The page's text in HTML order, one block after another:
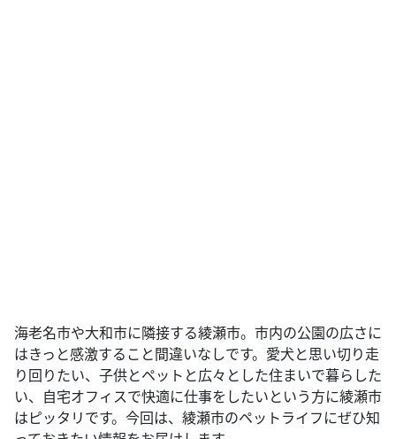
海老名市や大和市に隣接する綾瀬市。市内の公園の広さに
はきっと感激すること間違いなしです。愛犬と思い切り走
り回りたい、子供とペットと広々とした住まいで暮らした
い、自宅オフィスで快適に仕事をしたいという方に綾瀬市
はピッタリです。今回は、綾瀬市のペットライフにぜひ知